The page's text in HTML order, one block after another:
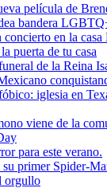
película de
bandera
en la casa
puerta de tu casa
de la Reina
iglesia en
viene de la
para este verano.
primer Spider-
orgullo